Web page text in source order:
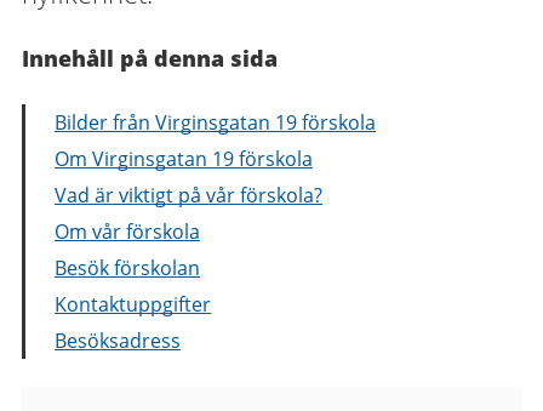
Innehåll på denna sida
Bilder från Virginsgatan 19 förskola
Om Virginsgatan 19 förskola
Vad är viktigt på vår förskola?
Om vår förskola
Besök förskolan
Kontaktuppgifter
Besöksadress